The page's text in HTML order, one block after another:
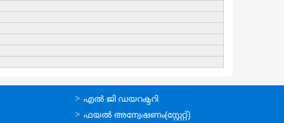
ഉപയോഗപ്രദമായ
കണ്ണികള്‍
എല്‍ ജി ഡയറക്ടറി
ഫയല്‍ അന്വേഷണം(സ്റ്റേറ്റ്)